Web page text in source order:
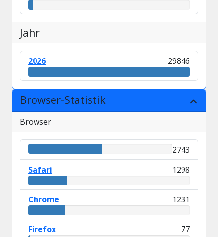
Jahr
2026 29846
Browser-Statistik
Browser
2743
Safari
1298
Chrome 1231
Firefox 77